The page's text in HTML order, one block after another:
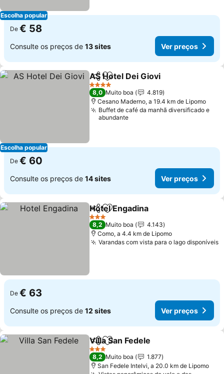
Escolha popular
De € 58
Consulte os preços de 13 sites Ver preços
Escolha popular
PartilharAdicionar aos favoritos
AS Hotel Dei Giovi
4 Estrelas
8,0 Muito boa
4.819
Cesano Maderno, a 19.4 km de Lipomo
Buffet de café da manhã diversificado e
abundante
De € 60
Consulte os preços de 14 sites Ver preços
PartilharAdicionar aos favoritos
Hotel Engadina
3 Estrelas
8,2 Muito boa
4.143
Como, a 4.4 km de Lipomo
Varandas com vista para o lago disponíveis
De € 63
Consulte os preços de 12 sites Ver preços
PartilharAdicionar aos favoritos
Villa San Fedele
3 Estrelas
8,2 Muito boa
1.877
San Fedele Intelvi, a 20.0 km de Lipomo